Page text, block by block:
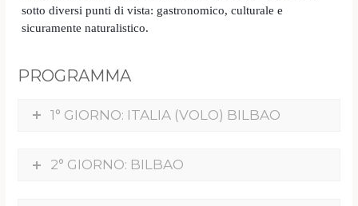
sotto diversi punti di vista: gastronomico, culturale e
sicuramente naturalistico.
PROGRAMMA
1° GIORNO: ITALIA (VOLO) BILBAO
2° GIORNO: BILBAO